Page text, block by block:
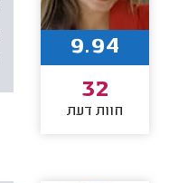
9.94
32
חוות דעת